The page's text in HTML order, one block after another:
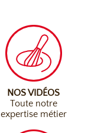
NOS VIDÉOS
Toute notre
expertise métier